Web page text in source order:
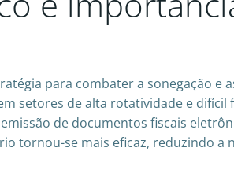
para combater a sonegação e
setores de alta rotatividade e difícil
de documentos fiscais
tornou-se mais eficaz, reduzindo a